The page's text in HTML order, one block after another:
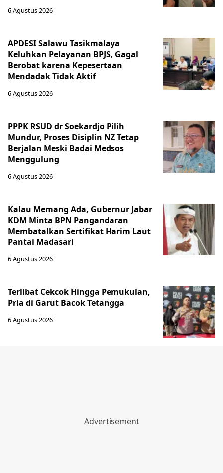
6 Agustus 2026
APDESI Salawu Tasikmalaya
Keluhkan Pelayanan BPJS, Gagal
Berobat karena Kepesertaan
Mendadak Tidak Aktif
6 Agustus 2026
PPPK RSUD dr Soekardjo Pilih
Mundur, Proses Disiplin NZ Tetap
Berjalan Meski Badai Medsos
Menggulung
6 Agustus 2026
Kalau Memang Ada, Gubernur Jabar
KDM Minta BPN Pangandaran
Membatalkan Sertifikat Harim Laut
Pantai Madasari
6 Agustus 2026
Terlibat Cekcok Hingga Pemukulan,
Pria di Garut Bacok Tetangga
6 Agustus 2026